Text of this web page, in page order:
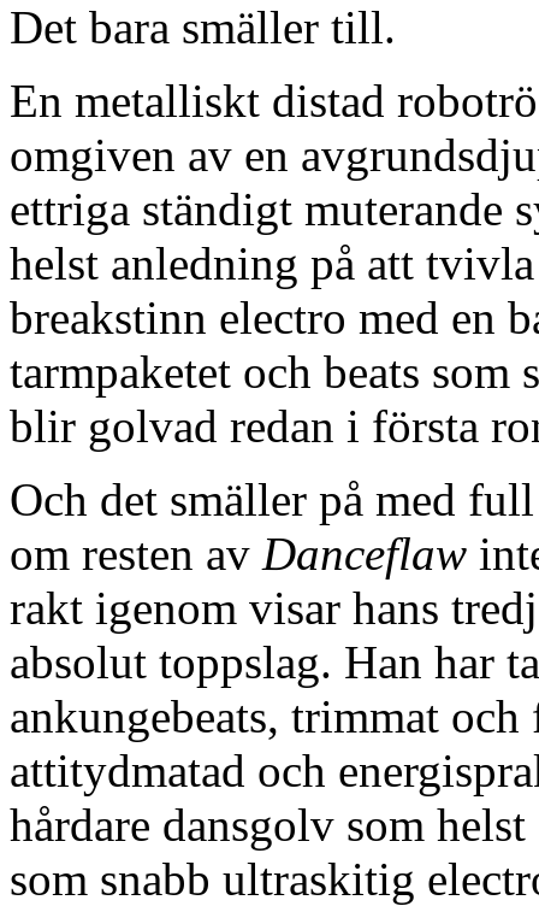
Det bara smäller till.
En metalliskt distad
omgiven av en
ettriga ständigt muterande
helst anledning på att
breakstinn electro med en
tarmpaketet och beats
blir golvad redan i första
Och det smäller på med
om resten av Danceflaw
rakt igenom visar hans
absolut toppslag. Han har
ankungebeats, trimmat
attitydmatad och
hårdare dansgolv som
som snabb ultraskitig